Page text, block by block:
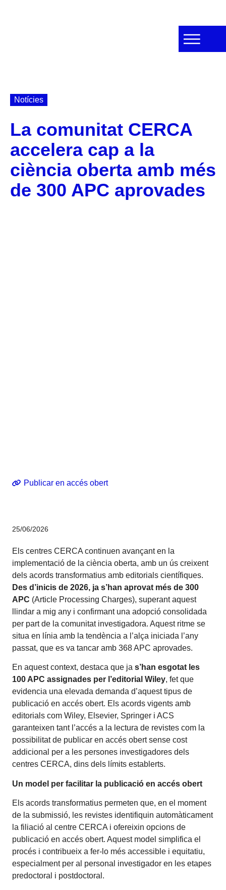
Notícies
La comunitat CERCA
accelera cap a la
ciència oberta amb més
de 300 APC aprovades
Publicar en accés obert
25/06/2026
Els centres CERCA continuen avançant en la
implementació de la ciència oberta, amb un ús creixent
dels acords transformatius amb editorials científiques.
Des d’inicis de 2026, ja s’han aprovat més de 300
APC (Article Processing Charges), superant aquest
llindar a mig any i confirmant una adopció consolidada
per part de la comunitat investigadora. Aquest ritme se
situa en línia amb la tendència a l’alça iniciada l’any
passat, que es va tancar amb 368 APC aprovades.
En aquest context, destaca que ja s’han esgotat les
100 APC assignades per l’editorial Wiley, fet que
evidencia una elevada demanda d’aquest tipus de
publicació en accés obert. Els acords vigents amb
editorials com Wiley, Elsevier, Springer i ACS
garanteixen tant l’accés a la lectura de revistes com la
possibilitat de publicar en accés obert sense cost
addicional per a les persones investigadores dels
centres CERCA, dins dels límits establerts.
Un model per facilitar la publicació en accés obert
Els acords transformatius permeten que, en el moment
de la submissió, les revistes identifiquin automàticament
la filiació al centre CERCA i ofereixin opcions de
publicació en accés obert. Aquest model simplifica el
procés i contribueix a fer-lo més accessible i equitatiu,
especialment per al personal investigador en les etapes
predoctoral i postdoctoral.